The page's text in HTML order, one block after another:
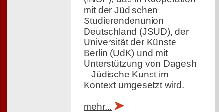
mit der Jüdischen
Studierendenunion
Deutschland (JSUD), der
Universität der Künste
Berlin (UdK) und mit
Unterstützung von Dagesh
– Jüdische Kunst im
Kontext umgesetzt wird.
mehr...